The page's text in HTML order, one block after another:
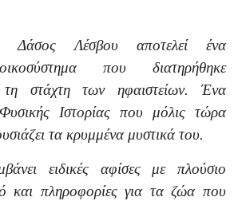
Δάσος Λέσβου αποτελεί ένα
που διατηρήθηκε
στάχτη των ηφαιστείων. Ένα
Ιστορίας που μόλις τώρα
τα κρυμμένα μυστικά του.
ειδικές αφίσες με πλούσιο
και πληροφορίες για τα ζώα που